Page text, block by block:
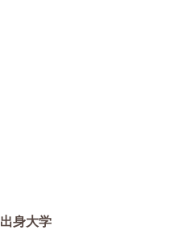
出身大学